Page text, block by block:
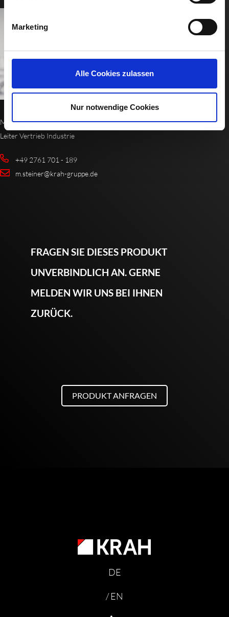
Marketing
Alle Cookies zulassen
Nur notwendige Cookies
Michael Steiner
Leiter Vertrieb Industrie
+49 2761 701 - 189
m.steiner@krah-gruppe.de
FRAGEN SIE DIESES PRODUKT
UNVERBINDLICH AN. GERNE
MELDEN WIR UNS BEI IHNEN
ZURÜCK.
PRODUKT ANFRAGEN
DE
/ EN